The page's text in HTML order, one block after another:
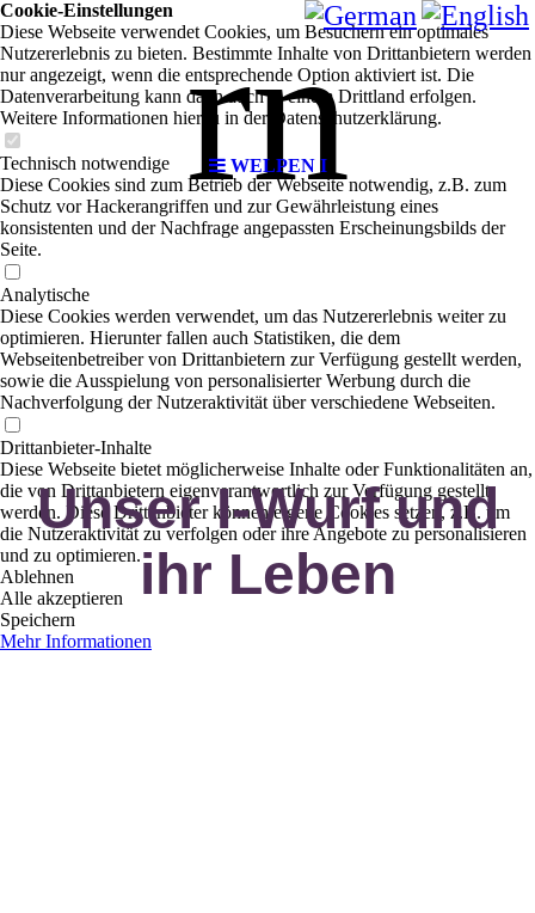
WELPEN I
rn
Unser I-Wurf und
ihr Leben
Cookie-Einstellungen
Diese Webseite verwendet Cookies, um Besuchern ein optimales
Nutzererlebnis zu bieten. Bestimmte Inhalte von Drittanbietern werden
nur angezeigt, wenn die entsprechende Option aktiviert ist. Die
Datenverarbeitung kann dann auch in einem Drittland erfolgen.
Weitere Informationen hierzu in der Datenschutzerklärung.
Technisch notwendige
Diese Cookies sind zum Betrieb der Webseite notwendig, z.B. zum
Schutz vor Hackerangriffen und zur Gewährleistung eines
konsistenten und der Nachfrage angepassten Erscheinungsbilds der
Seite.
Analytische
Diese Cookies werden verwendet, um das Nutzererlebnis weiter zu
optimieren. Hierunter fallen auch Statistiken, die dem
Webseitenbetreiber von Drittanbietern zur Verfügung gestellt werden,
sowie die Ausspielung von personalisierter Werbung durch die
Nachverfolgung der Nutzeraktivität über verschiedene Webseiten.
Drittanbieter-Inhalte
Diese Webseite bietet möglicherweise Inhalte oder Funktionalitäten an,
die von Drittanbietern eigenverantwortlich zur Verfügung gestellt
werden. Diese Drittanbieter können eigene Cookies setzen, z.B. um
die Nutzeraktivität zu verfolgen oder ihre Angebote zu personalisieren
und zu optimieren.
Ablehnen
Alle akzeptieren
Speichern
Mehr Informationen